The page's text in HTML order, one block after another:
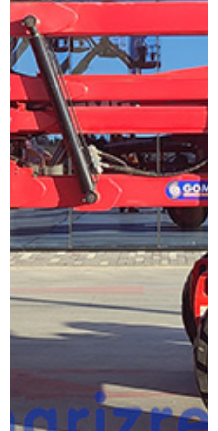
capaces de moverse en casi cualquier terreno y superar pendientes con
un desnivel notable. Capaces de alcanzar alturas de 12m a 43m.
DIMENSIONES
Altura:16 metros
Altura plataforma: 14.09 M
Altura de trabajo:16.09 m
Alcance lateral:7.67 m
Altura almacenaje:2.17 m
Longitud:
6.77 m
Anchura:2.31 m
Peso:7160 kg
ESPECIFICACIONES TÉCNICAS
Diésel
230 kg
Ver ficha técnica
COMPARADOR
¿Tienes dudas a la hora de elegir la máquina que
Compara esta y otras máquinas desde el siguiente botón o ponte
en contacto con nosotros para un asesoramiento más personal.
Comparar
esta máquina?
Rellena este formulario y recibiremos tu solicitud
sobre esta máquina para ponernos en contacto